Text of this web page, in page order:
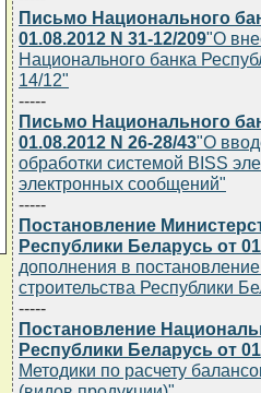
Письмо Национального
01.08.2012 N 31-12/209"О
Национального банка
14/12"
-----
Письмо Национального
01.08.2012 N 26-28/43"О
обработки системой BISS
электронных сообщений"
-----
Постановление
Республики Беларусь от
дополнения в
строительства Республики
-----
Постановление
Республики Беларусь от
Методики по расчету